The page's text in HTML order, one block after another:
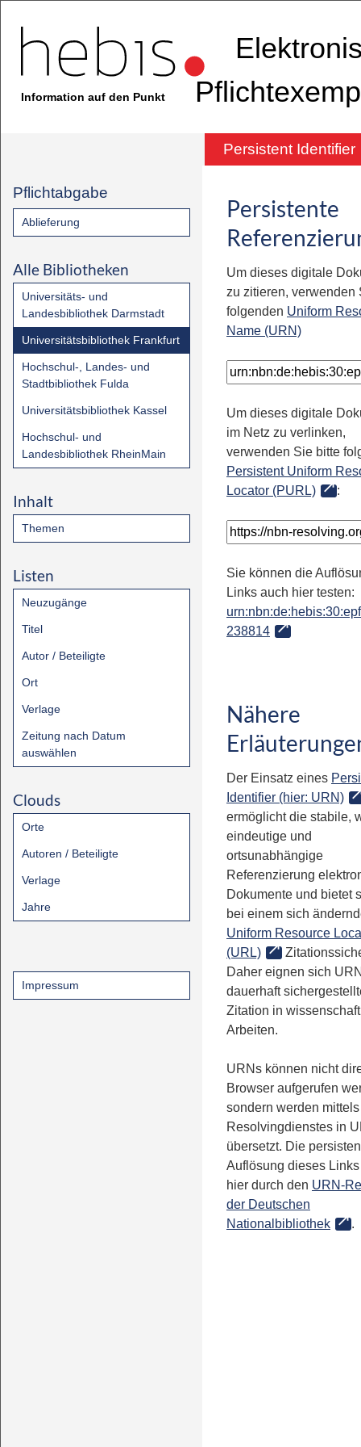
Information auf den Punkt
Persistent Identifier
Pflichtabgabe
Ablieferung
Alle Bibliotheken
Universitäts- und
Landesbibliothek Darmstadt
Universitätsbibliothek Frankfurt
Hochschul-, Landes- und
Stadtbibliothek Fulda
Universitätsbibliothek Kassel
Hochschul- und
Landesbibliothek RheinMain
Inhalt
Themen
Listen
Neuzugänge
Titel
Autor / Beteiligte
Ort
Verlage
Zeitung nach Datum
auswählen
Clouds
Orte
Autoren / Beteiligte
Verlage
Jahre
Impressum
Persistente
Um dieses digitale
zu zitieren, verwenden
folgenden Uniform
Name (URN)
Um dieses digitale
im Netz zu verlinken,
verwenden Sie bitte
Persistent Uniform
Locator (PURL)
:
Sie können die
Links auch hier testen:
238814
Nähere
Der Einsatz eines
Identifier (hier: URN)
ermöglicht die stabile,
eindeutige und
ortsunabhängige
Referenzierung
Dokumente und bietet
bei einem sich
Uniform Resource
(URL)
Daher eignen sich
dauerhaft
Zitation in
Arbeiten.
URNs können nicht
Browser aufgerufen
sondern werden
Resolvingdienstes in
übersetzt. Die
Auflösung dieses
hier durch den URN-
der Deutschen
Nationalbibliothek
.